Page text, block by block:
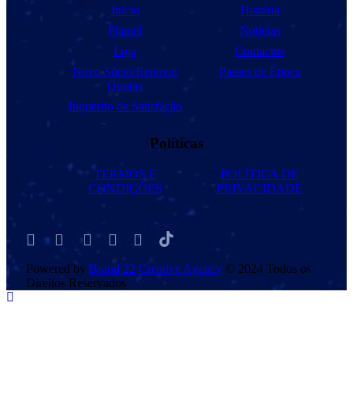
Início
História
Plantel
Notícias
Loja
Contactos
Novo Sócio/Renovar
Quotas
Passes de Época
Inquérito de Satisfação
Políticas
TERMOS E
CONDIÇÕES
POLÍTICA DE
PRIVACIDADE
Powered by Brand 22 Creative Agency © 2024 Todos os
Direitos Reservados